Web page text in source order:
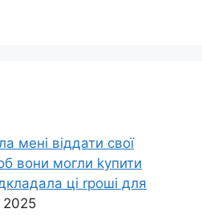
мені віддати свої
вони могли kупити
ці rроші для
2025